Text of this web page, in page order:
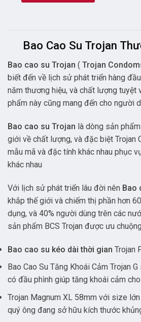
Bao Cao Su Trojan
Bao cao su Trojan ( Trojan
biết đến về lịch sử phát triển hàng
năm thương hiệu, và chất lượng tuyệt
phẩm này cũng mang đến cho người
Bao cao su Trojan là dòng sản
giới về chất lượng, và đặc biệt Trojan
mẫu mã và đặc tính khác nhau phục
khác nhau
Với lịch sử phát triển lâu đời nên Bao
khắp thế giới và chiếm thị phần hơn
dụng, và 40% người dùng trên các
sản phẩm BCS Trojan được ưu
Bao cao su kéo dài thời gian Trojan
Bao Cao Su Tăng Khoái Cảm Trojan
có đầu phình giúp tăng khoái cảm
Trojan Magnum XL 58mm với size
quý ông đang sở hữu kích thước